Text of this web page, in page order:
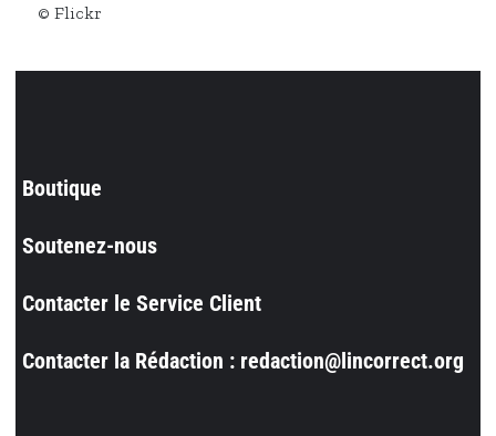
© Flickr
Boutique
Soutenez-nous
Contacter le Service Client
Contacter la Rédaction : redaction@lincorrect.org